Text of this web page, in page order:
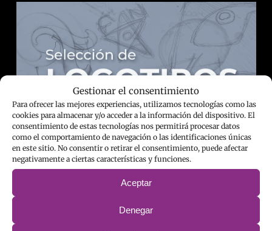
Gestionar el consentimiento
Para ofrecer las mejores experiencias, utilizamos tecnologías como las
cookies para almacenar y/o acceder a la información del dispositivo. El
consentimiento de estas tecnologías nos permitirá procesar datos
como el comportamiento de navegación o las identificaciones únicas
en este sitio. No consentir o retirar el consentimiento, puede afectar
negativamente a ciertas características y funciones.
Aceptar
Denegar